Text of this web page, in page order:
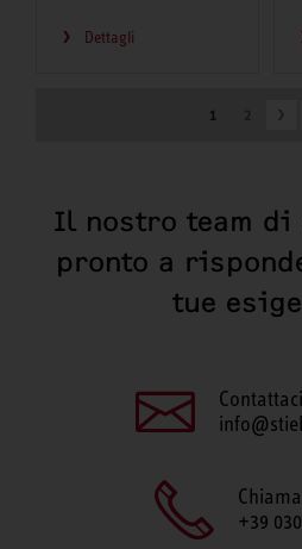
Dettagli
1
Il nostro team di
pronto a
tue
+39